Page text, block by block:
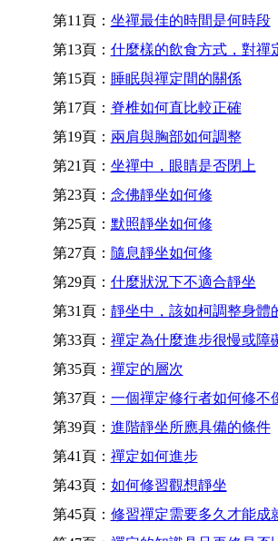
第11頁： 坐禪最佳的時間是何時段
第13頁： 什麼樣的飲食方式，對禪
第15頁： 睡眠與禪定間的關係
第17頁： 脊椎如何直比較正確
第19頁： 兩肩與胸部如何調整
第21頁： 坐禪中，眼睛是否閉上
第23頁： 念佛靜坐如何修
第25頁： 默照靜坐如何修
第27頁： 隨息靜坐如何修
第29頁： 什麼狀況下不適合靜坐
第31頁： 靜坐中，該如柯調整身體
第33頁： 禪定為什麼進步很慢或障
第35頁： 禪定的層次
第37頁： 一個禪定修行者如何修不
第39頁： 進階靜坐所應具備的條件
第41頁： 禪定如何進步
第43頁： 如何修習觀想靜坐
第45頁： 修習禪定需要多久才能成